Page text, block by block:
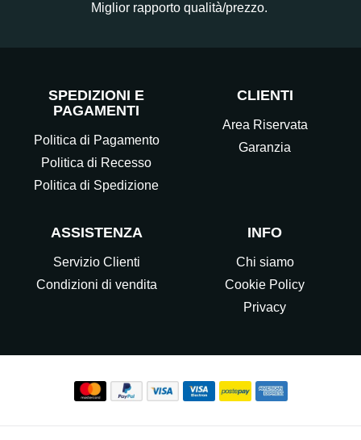
Miglior rapporto qualità/prezzo.
SPEDIZIONI E
PAGAMENTI
Politica di Pagamento
Politica di Recesso
Politica di Spedizione
CLIENTI
Area Riservata
Garanzia
ASSISTENZA
Servizio Clienti
Condizioni di vendita
INFO
Chi siamo
Cookie Policy
Privacy